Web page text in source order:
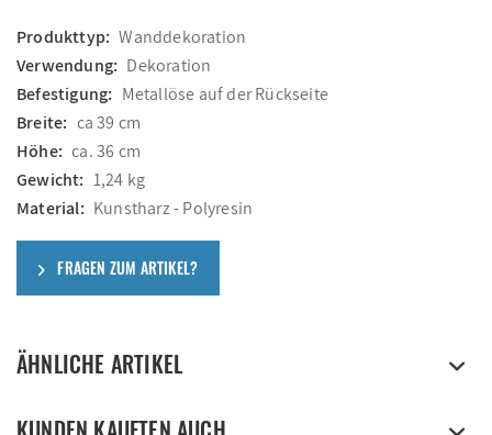
Produkttyp: Wanddekoration
Verwendung: Dekoration
Befestigung: Metallöse auf der Rückseite
Breite: ca 39 cm
Höhe: ca. 36 cm
Gewicht: 1,24 kg
Material: Kunstharz - Polyresin
FRAGEN ZUM ARTIKEL?
ÄHNLICHE ARTIKEL